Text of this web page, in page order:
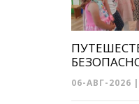
06-АВГ-2026 |